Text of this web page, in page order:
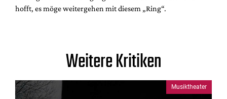
hofft, es möge weitergehen mit diesem „Ring“.
Weitere Kritiken
Musiktheater